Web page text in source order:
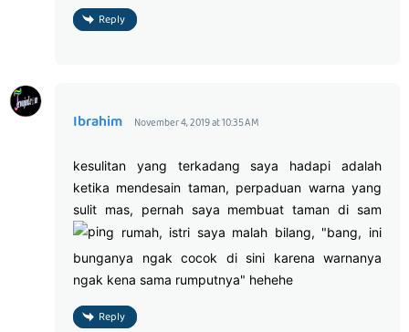
Reply
Ibrahim November 4, 2019 at 10:35 AM
kesulitan yang terkadang saya hadapi adalah
ketika mendesain taman, perpaduan warna yang
sulit mas, pernah saya membuat taman di sam
g rumah, istri saya malah bilang, "bang, ini
bunganya ngak cocok di sini karena warnanya
ngak kena sama rumputnya" hehehe
Reply